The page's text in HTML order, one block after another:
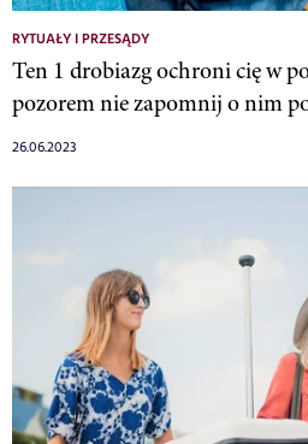
RYTUAŁY I PRZESĄDY
Ten 1 drobiazg ochroni cię w
pozorem nie zapomnij o nim
26.06.2023